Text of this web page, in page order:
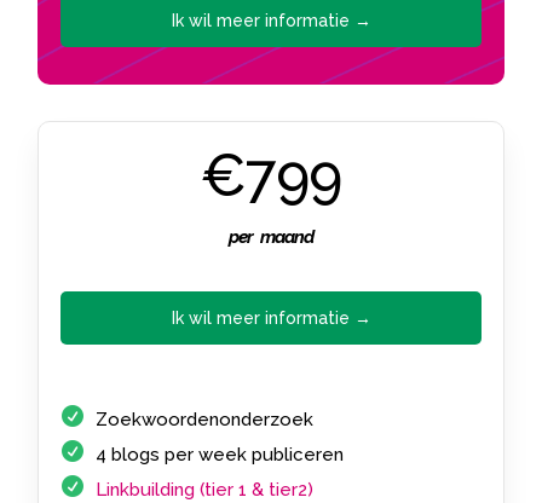
Ik wil meer informatie →
€799
per maand
Ik wil meer informatie →
Zoekwoordenonderzoek
4 blogs per week publiceren
Linkbuilding (tier 1 & tier2)